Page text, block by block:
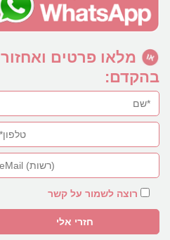
מלאו פרטים ואחזור
בהקדם:
רוצה לשמור על קשר